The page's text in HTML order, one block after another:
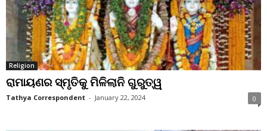
Religion
ରାମାୟଣର ସ୍ମୃତିକୁ ମିଳିଲାନି ଗୁରୁତ୍ୱ
Tathya Correspondent - January 22, 2024 0